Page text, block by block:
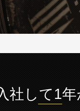
社して1年